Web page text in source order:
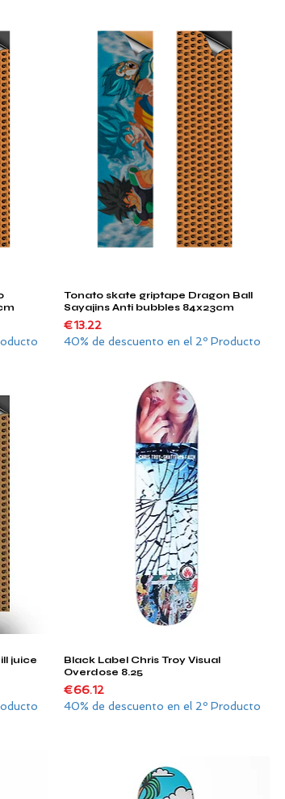
Quick View
Tonato skate griptape Dragon Ball
Sayajins Anti bubbles 84x23cm
Price
€13.22
40% de descuento en el 2º Producto
juice
Quick View
Black Label Chris Troy Visual
Overdose 8.25
Price
€66.12
40% de descuento en el 2º Producto